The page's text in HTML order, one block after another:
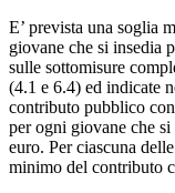
E’ prevista una soglia
giovane che si insedia
sulle sottomisure
(4.1 e 6.4) ed indicate
contributo pubblico
per ogni giovane che si
euro. Per ciascuna
minimo del contributo